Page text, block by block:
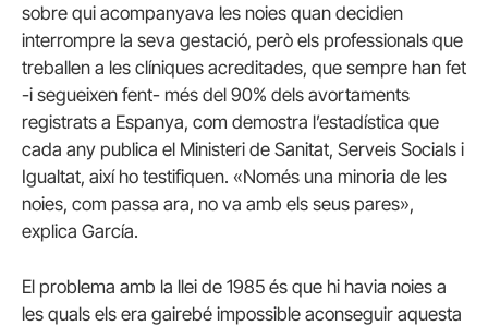
sobre qui acompanyava les noies quan decidien
interrompre la seva gestació, però els professionals que
treballen a les clíniques acreditades, que sempre han fet
-i segueixen fent- més del 90% dels avortaments
registrats a Espanya, com demostra l’estadística que
cada any publica el Ministeri de Sanitat, Serveis Socials i
Igualtat, així ho testifiquen. «Només una minoria de les
noies, com passa ara, no va amb els seus pares»,
explica García.
El problema amb la llei de 1985 és que hi havia noies a
les quals els era gairebé impossible aconseguir aquesta